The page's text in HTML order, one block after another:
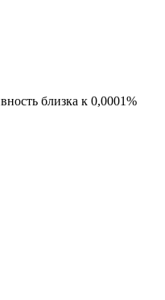
близка к 0,0001%